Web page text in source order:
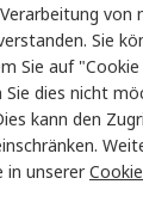
von
Sie
Sie auf
dies nicht
kann den
in unserer